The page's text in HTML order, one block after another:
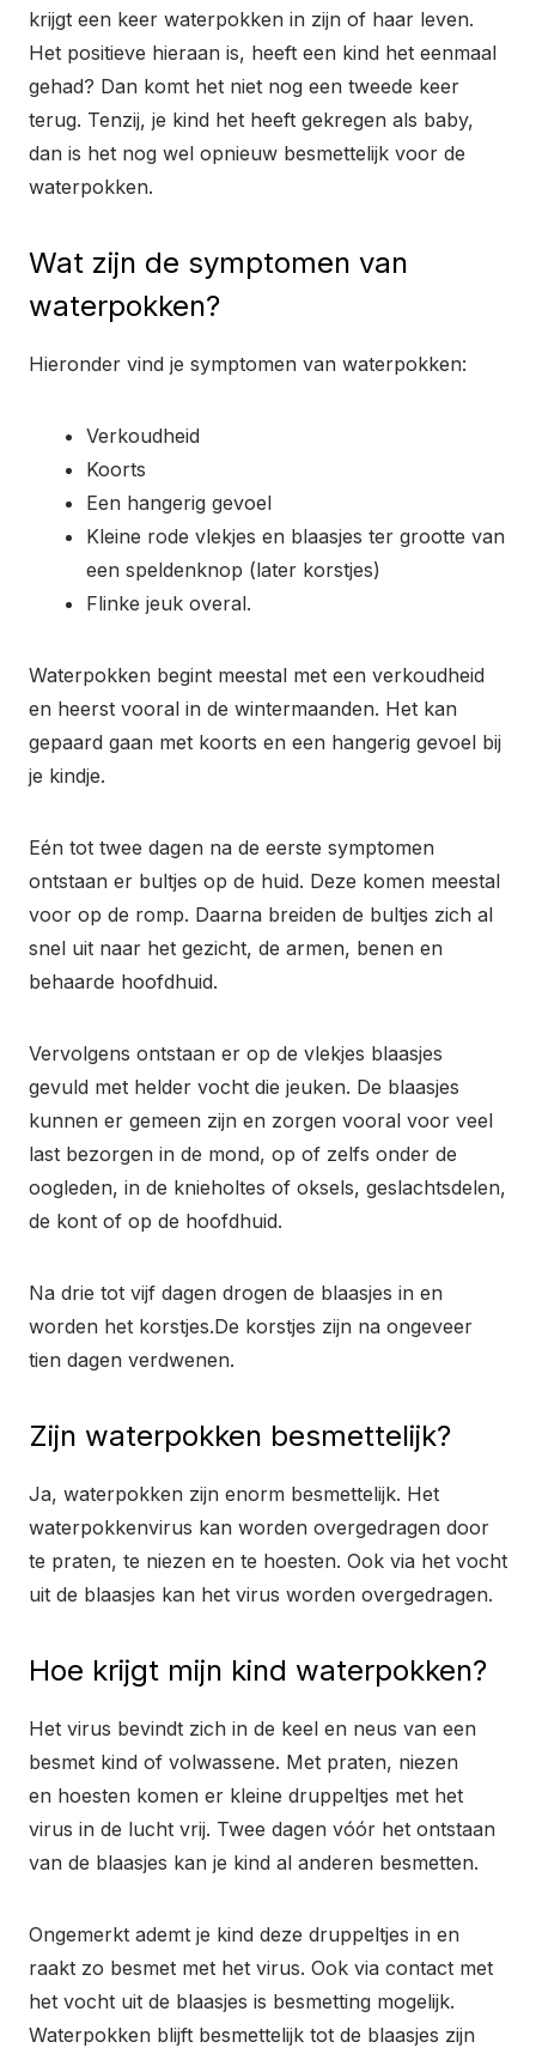
krijgt een keer waterpokken in zijn of haar leven.
Het positieve hieraan is, heeft een kind het eenmaal
gehad? Dan komt het niet nog een tweede keer
terug. Tenzij, je kind het heeft gekregen als baby,
dan is het nog wel opnieuw besmettelijk voor de
waterpokken.
Wat zijn de symptomen van
waterpokken?
Hieronder vind je symptomen van waterpokken:
Verkoudheid
Koorts
Een hangerig gevoel
Kleine rode vlekjes en blaasjes ter grootte van
een speldenknop (later korstjes)
Flinke jeuk overal.
Waterpokken begint meestal met een verkoudheid
en heerst vooral in de wintermaanden. Het kan
gepaard gaan met koorts en een hangerig gevoel bij
je kindje.
Eén tot twee dagen na de eerste symptomen
ontstaan er bultjes op de huid. Deze komen meestal
voor op de romp. Daarna breiden de bultjes zich al
snel uit naar het gezicht, de armen, benen en
behaarde hoofdhuid.
Vervolgens ontstaan er op de vlekjes blaasjes
gevuld met helder vocht die jeuken. De blaasjes
kunnen er gemeen zijn en zorgen vooral voor veel
last bezorgen in de mond, op of zelfs onder de
oogleden, in de knieholtes of oksels, geslachtsdelen,
de kont of op de hoofdhuid.
Na drie tot vijf dagen drogen de blaasjes in en
worden het korstjes.De korstjes zijn na ongeveer
tien dagen verdwenen.
Zijn waterpokken besmettelijk?
Ja, waterpokken zijn enorm besmettelijk. Het
waterpokkenvirus kan worden overgedragen door
te praten, te niezen en te hoesten. Ook via het vocht
uit de blaasjes kan het virus worden overgedragen.
Hoe krijgt mijn kind waterpokken?
Het virus bevindt zich in de keel en neus van een
besmet kind of volwassene. Met praten, niezen
en hoesten komen er kleine druppeltjes met het
virus in de lucht vrij. Twee dagen vóór het ontstaan
van de blaasjes kan je kind al anderen besmetten.
Ongemerkt ademt je kind deze druppeltjes in en
raakt zo besmet met het virus. Ook via contact met
het vocht uit de blaasjes is besmetting mogelijk.
Waterpokken blijft besmettelijk tot de blaasjes zijn